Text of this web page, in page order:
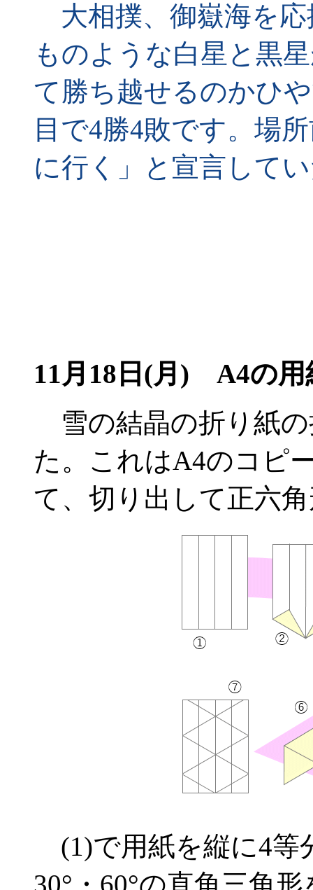
大相撲、御嶽海を
ものような白星と黒
て勝ち越せるのかひ
目で4勝4敗です。場
に行く」と宣言して
11月18日(月) A4の用
雪の結晶の折り紙
た。これはA4のコピ
て、切り出して正六
(1)で用紙を縦に4等